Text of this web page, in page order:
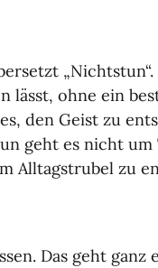
„Nichtstun“.
lässt, ohne ein
den Geist zu
geht es nicht
Alltagstrubel zu
Das geht ganz